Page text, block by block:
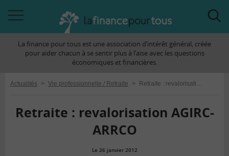
àLa finance pour tous est une association d’intérêt général, créée
pour aider chacun à se sentir plus à l’aise avec les questions
économiques et financières.
Actualités > Vie professionnelle / Retraite > Retraite : revalorisation AGIRC-ARRCO
Retraite : revalorisation AGIRC-
ARRCO
Le 26 janvier 2012